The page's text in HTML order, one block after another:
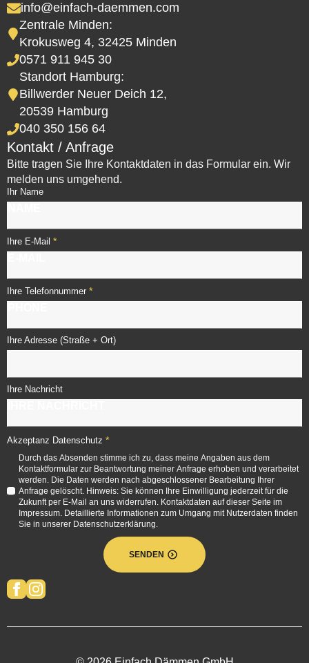
info@einfach-daemmen.com
Zentrale Minden:
Krokusweg 4, 32425 Minden
0571 911 945 30
Standort Hamburg:
Billwerder Neuer Deich 12,
20539 Hamburg
040 350 156 64
Kontakt / Anfrage
Bitte tragen Sie Ihre Kontaktdaten in das Formular ein. Wir
melden uns umgehend.
Ihr Name
Ihre E-Mail *
Ihre Telefonnummer *
Ihre Adresse (Straße + Ort)
Ihre Nachricht
Akzeptanz Datenschutz *
Durch das Absenden stimme ich zu, dass meine Angaben aus dem
Kontaktformular zur Beantwortung meiner Anfrage erhoben und verarbeitet
werden. Die Daten werden nach abgeschlossener Bearbeitung Ihrer
Anfrage gelöscht. Hinweis: Sie können Ihre Einwilligung jederzeit für die
Zukunft per E-Mail an uns widerrufen. Kontaktdaten auf dieser Seite im
Impressum. Detaillierte Informationen zum Umgang mit Nutzerdaten finden
Sie in unserer Datenschutzerklärung.
SENDEN